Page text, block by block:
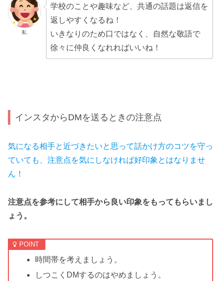
私
学校のことや趣味など、共通の話題は返信を
返しやすくなるね！
いきなりのため口ではなく、自然な敬語で
徐々に仲良くなれればいいね！
インスタからDMを送るときの注意点
気になる相手と近づきたいと思って話かけ方のコツを守っ
ていても、注意点を気にしなければ好印象とはなりませ
ん！
注意点を参考にして相手から良い印象をもってもらいまし
ょう。
時間帯を考えましょう。
しつこくDMするのはやめましょう。